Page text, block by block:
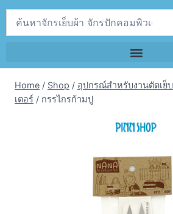
Home / Shop / อุปกรณ์สำหรับงานตัดเย็บ
เตอร์ / กรรไกรก้ามปู